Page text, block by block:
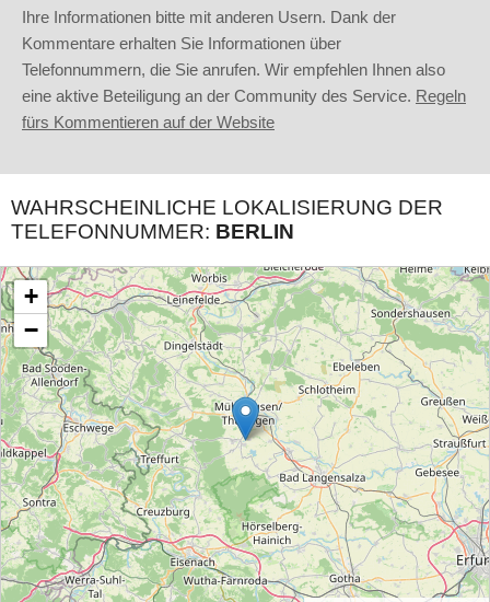
Ihre Informationen bitte mit anderen Usern. Dank der
Kommentare erhalten Sie Informationen über
Telefonnummern, die Sie anrufen. Wir empfehlen Ihnen also
eine aktive Beteiligung an der Community des Service. Regeln
fürs Kommentieren auf der Website
WAHRSCHEINLICHE LOKALISIERUNG DER
TELEFONNUMMER: BERLIN